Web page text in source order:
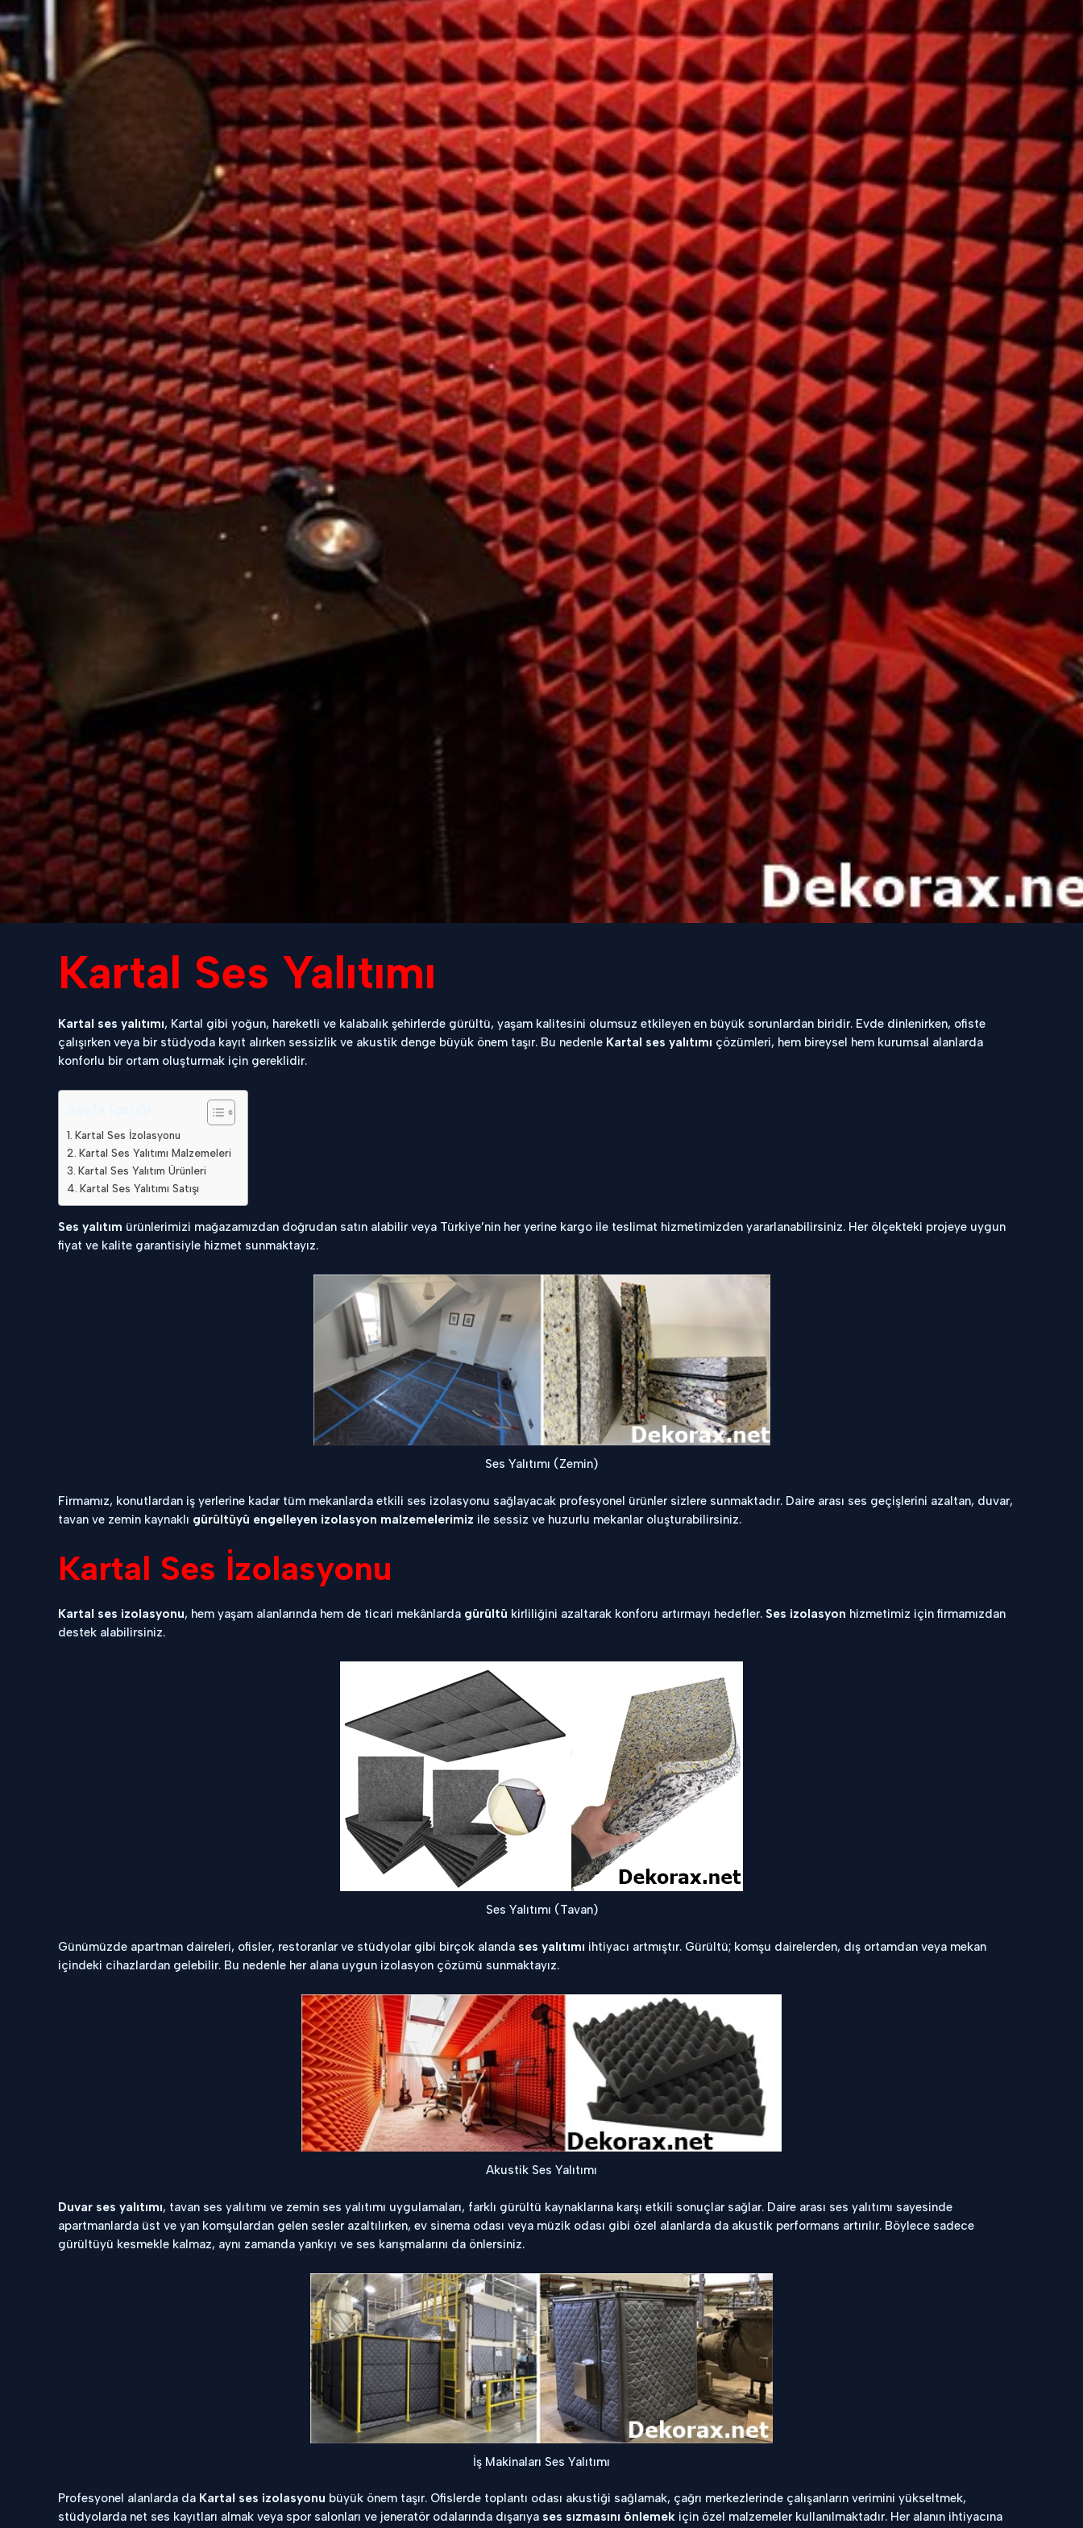
Kartal Ses Yalıtımı
Kartal ses yalıtımı, Kartal gibi yoğun, hareketli ve kalabalık şehirlerde gürültü, yaşam kalitesini olumsuz etkileyen en büyük sorunlardan biridir. Evde dinlenirken, ofiste
çalışırken veya bir stüdyoda kayıt alırken sessizlik ve akustik denge büyük önem taşır. Bu nedenle Kartal ses yalıtımı çözümleri, hem bireysel hem kurumsal alanlarda
konforlu bir ortam oluşturmak için gereklidir.
Kartal Ses İzolasyonu
Kartal Ses Yalıtımı Malzemeleri
Kartal Ses Yalıtım Ürünleri
Kartal Ses Yalıtımı Satışı
Ses yalıtım ürünlerimizi mağazamızdan doğrudan satın alabilir veya Türkiye’nin her yerine kargo ile teslimat hizmetimizden yararlanabilirsiniz. Her ölçekteki projeye uygun
fiyat ve kalite garantisiyle hizmet sunmaktayız.
Ses Yalıtımı (Zemin)
Firmamız, konutlardan iş yerlerine kadar tüm mekanlarda etkili ses izolasyonu sağlayacak profesyonel ürünler sizlere sunmaktadır. Daire arası ses geçişlerini azaltan, duvar,
tavan ve zemin kaynaklı gürültüyü engelleyen izolasyon malzemelerimiz ile sessiz ve huzurlu mekanlar oluşturabilirsiniz.
Kartal Ses İzolasyonu
Kartal ses izolasyonu, hem yaşam alanlarında hem de ticari mekânlarda gürültü kirliliğini azaltarak konforu artırmayı hedefler. Ses izolasyon hizmetimiz için firmamızdan
destek alabilirsiniz.
Ses Yalıtımı (Tavan)
Günümüzde apartman daireleri, ofisler, restoranlar ve stüdyolar gibi birçok alanda ses yalıtımı ihtiyacı artmıştır. Gürültü; komşu dairelerden, dış ortamdan veya mekan
içindeki cihazlardan gelebilir. Bu nedenle her alana uygun izolasyon çözümü sunmaktayız.
Akustik Ses Yalıtımı
Duvar ses yalıtımı, tavan ses yalıtımı ve zemin ses yalıtımı uygulamaları, farklı gürültü kaynaklarına karşı etkili sonuçlar sağlar. Daire arası ses yalıtımı sayesinde
apartmanlarda üst ve yan komşulardan gelen sesler azaltılırken, ev sinema odası veya müzik odası gibi özel alanlarda da akustik performans artırılır. Böylece sadece
gürültüyü kesmekle kalmaz, aynı zamanda yankıyı ve ses karışmalarını da önlersiniz.
İş Makinaları Ses Yalıtımı
Profesyonel alanlarda da Kartal ses izolasyonu büyük önem taşır. Ofislerde toplantı odası akustiği sağlamak, çağrı merkezlerinde çalışanların verimini yükseltmek,
stüdyolarda net ses kayıtları almak veya spor salonları ve jeneratör odalarında dışarıya ses sızmasını önlemek için özel malzemeler kullanılmaktadır. Her alanın ihtiyacına